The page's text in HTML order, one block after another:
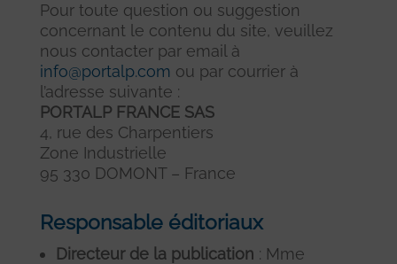
Pour toute question ou suggestion
concernant le contenu du site, veuillez
nous contacter par email à
info@portalp.com ou par courrier à
l’adresse suivante :
PORTALP FRANCE SAS
4, rue des Charpentiers
Zone Industrielle
95 330 DOMONT – France
Responsable éditoriaux
Directeur de la publication : Mme